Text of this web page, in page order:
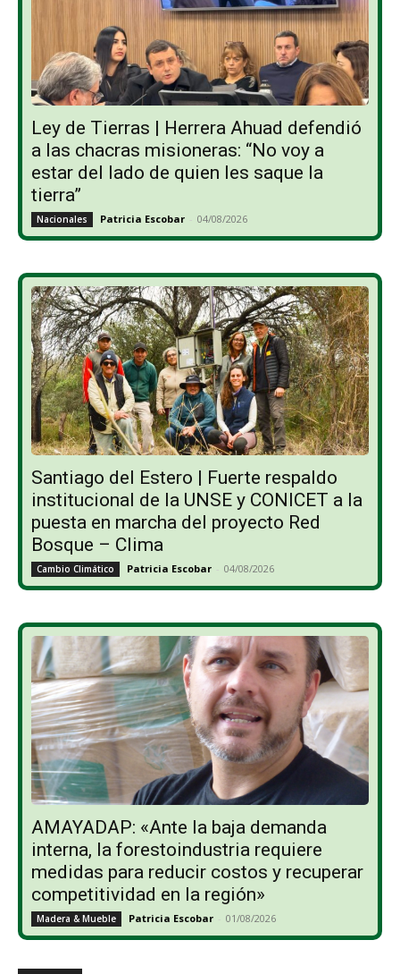
Ley de Tierras | Herrera Ahuad defendió
a las chacras misioneras: “No voy a
estar del lado de quien les saque la
tierra”
Nacionales Patricia Escobar - 04/08/2026
Santiago del Estero | Fuerte respaldo
institucional de la UNSE y CONICET a la
puesta en marcha del proyecto Red
Bosque – Clima
Cambio Climático Patricia Escobar - 04/08/2026
AMAYADAP: «Ante la baja demanda
interna, la forestoindustria requiere
medidas para reducir costos y recuperar
competitividad en la región»
Madera & Mueble Patricia Escobar - 01/08/2026